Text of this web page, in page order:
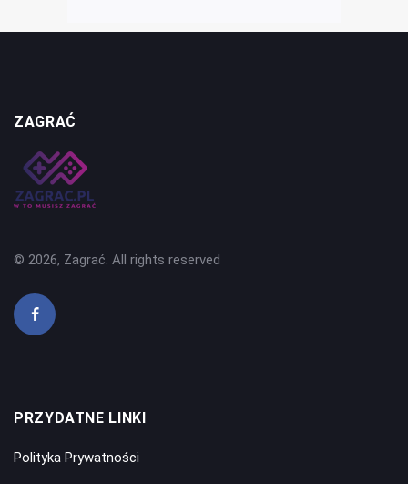
ZAGRAĆ
© 2026, Zagrać. All rights reserved
PRZYDATNE LINKI
Polityka Prywatności